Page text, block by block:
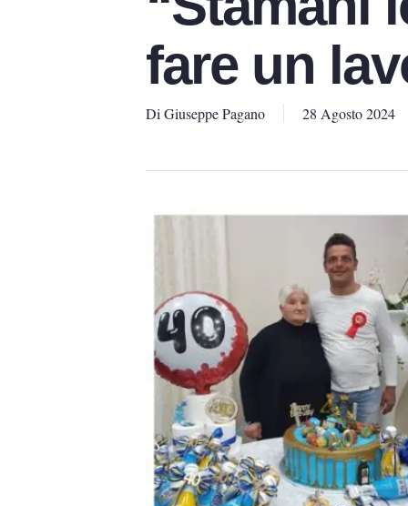
fare un
Di Giuseppe Pagano 28 Agosto 2024